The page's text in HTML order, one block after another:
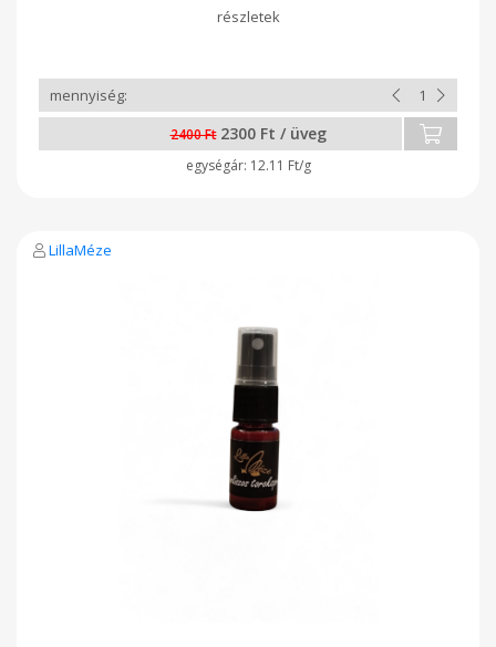
házasítottunk finom krémmézzel, melynek eredménye egy
fantasztikus ízvilág lett. Úgy tartják a pisztácia fogyasztása
Szervezetünk cink, vas, szelén, kálium, magnézium, mangán,
réz szükségleteit biztosítja -Jót tesz a szemünknek,
szívünknek, és még az immunrendszerünket is erősíti. Ehhez
párosul még finom krémmézünk, és már kész is az
egészségbomba. A termék 180g-os kiszerelésben kapható!
2400 Ft 2300 Ft / üveg
12.11 Ft/g
LillaMéze